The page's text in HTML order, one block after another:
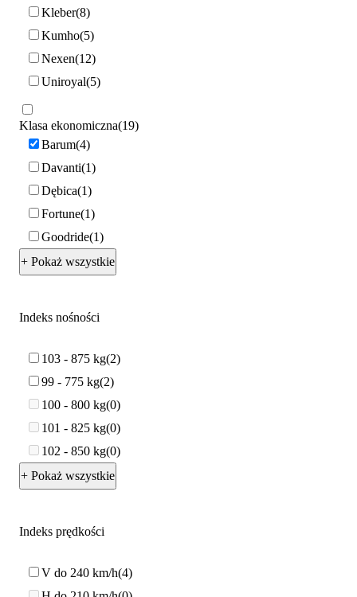
Kleber 8
Kumho 5
Nexen 12
Uniroyal 5
Klasa ekonomiczna 19
Barum 4
Davanti 1
Dębica 1
Fortune 1
Goodride 1
+ Pokaż wszystkie
Indeks nośności
103 - 875 kg 2
99 - 775 kg 2
100 - 800 kg 0
101 - 825 kg 0
102 - 850 kg 0
+ Pokaż wszystkie
Indeks prędkości
V do 240 km/h 4